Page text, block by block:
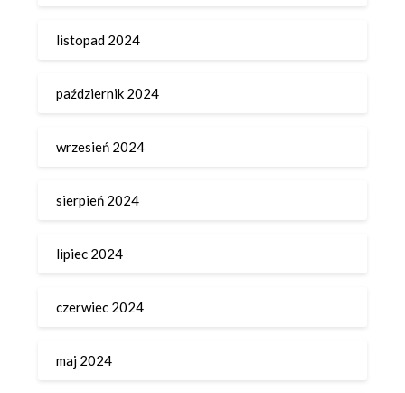
listopad 2024
październik 2024
wrzesień 2024
sierpień 2024
lipiec 2024
czerwiec 2024
maj 2024